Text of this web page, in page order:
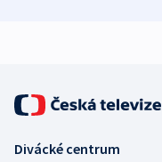
Divácké centrum